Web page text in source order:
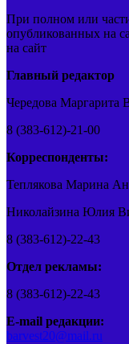
При полном или
опубликованных на
на сайт
Главный редактор
Чередова Маргарита
8 (383-612)-21-00
Корреспонденты:
Теплякова Марина
Николайзина Юлия
8 (383-612)-22-43
Отдел рекламы:
8 (383-612)-22-43
E-mail редакции:
barvest20@mail.ru